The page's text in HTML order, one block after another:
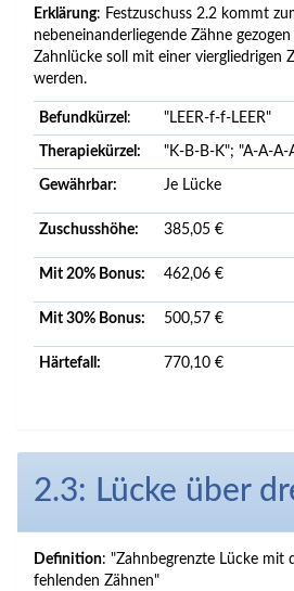
Erklärung: Festzuschuss 2.2 kommt
nebeneinanderliegende Zähne
Zahnlücke soll mit einer viergliedrigen
werden.
Befundkürzel : "LEER-f-f-LEER"
Therapiekürzel: "K-B-B-K"; "A-A-A-
Gewährbar: Je Lücke
Zuschusshöhe: 385,05 €
Mit 20% Bonus: 462,06 €
Mit 30% Bonus: 500,57 €
Härtefall: 770,10 €
2.3: Lücke über
Definition: "Zahnbegrenzte Lücke mit
fehlenden Zähnen"